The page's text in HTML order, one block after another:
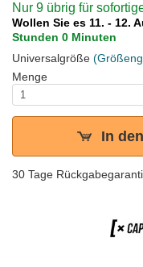
Nur 9 übrig für
Wollen Sie es 11. - 12.
Stunden 0 Minuten
Universalgröße
Menge
In
30 Tage